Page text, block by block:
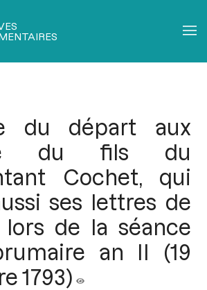
du départ aux
du fils du
Cochet, qui
ses lettres de
lors de la séance
an II (19
1793)